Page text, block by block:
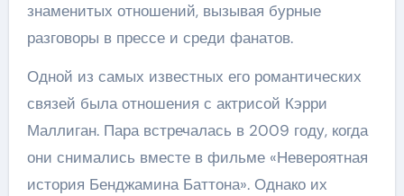
знаменитых отношений, вызывая бурные
разговоры в прессе и среди фанатов.
Одной из самых известных его романтических
связей была отношения с актрисой Кэрри
Маллиган. Пара встречалась в 2009 году, когда
они снимались вместе в фильме «Невероятная
история Бенджамина Баттона». Однако их